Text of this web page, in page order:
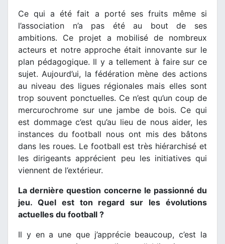
Ce qui a été fait a porté ses fruits même si
l’association n’a pas été au bout de ses
ambitions. Ce projet a mobilisé de nombreux
acteurs et notre approche était innovante sur le
plan pédagogique. Il y a tellement à faire sur ce
sujet. Aujourd’ui, la fédération mène des actions
au niveau des ligues régionales mais elles sont
trop souvent ponctuelles. Ce n’est qu’un coup de
mercurochrome sur une jambe de bois. Ce qui
est dommage c’est qu’au lieu de nous aider, les
instances du football nous ont mis des bâtons
dans les roues. Le football est très hiérarchisé et
les dirigeants apprécient peu les initiatives qui
viennent de l’extérieur.
La dernière question concerne le passionné du
jeu. Quel est ton regard sur les évolutions
actuelles du football ?
Il y en a une que j’apprécie beaucoup, c’est la